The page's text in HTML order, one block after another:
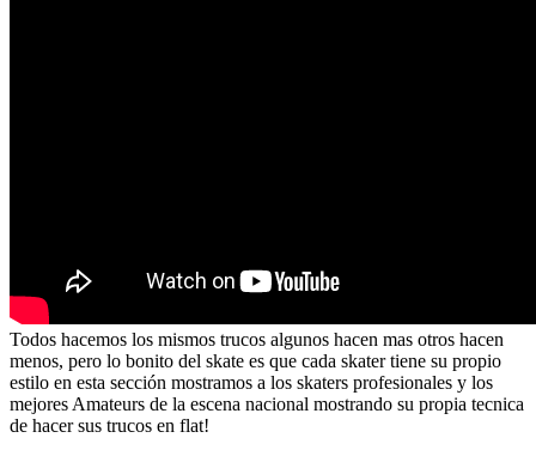
Todos hacemos los mismos trucos algunos hacen mas otros hacen
menos, pero lo bonito del skate es que cada skater tiene su propio
estilo en esta sección mostramos a los skaters profesionales y los
mejores Amateurs de la escena nacional mostrando su propia tecnica
de hacer sus trucos en flat!